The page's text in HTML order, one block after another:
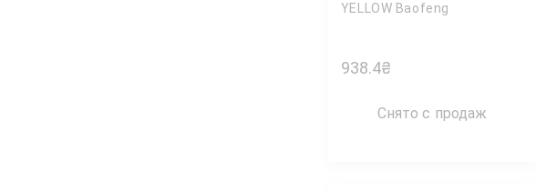
YELLOW Baofeng
938.4₴
Снято с продаж